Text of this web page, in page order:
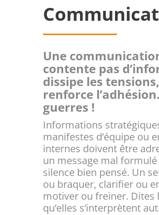
Une
contente pas
dissipe les
renforce
guerres !
Informations
manifestes d’équipe ou
internes doivent être
un message mal
silence bien pensé. Un
ou braquer, clarifier ou
motiver ou freiner. Dites
qu’elles s’interprètent